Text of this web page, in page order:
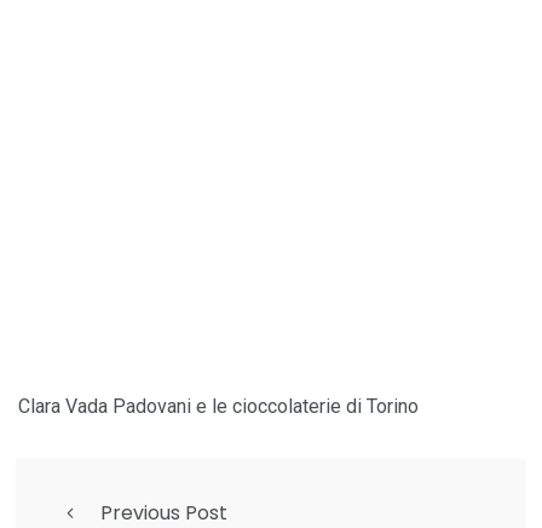
Clara Vada Padovani e le cioccolaterie di Torino
Previous Post